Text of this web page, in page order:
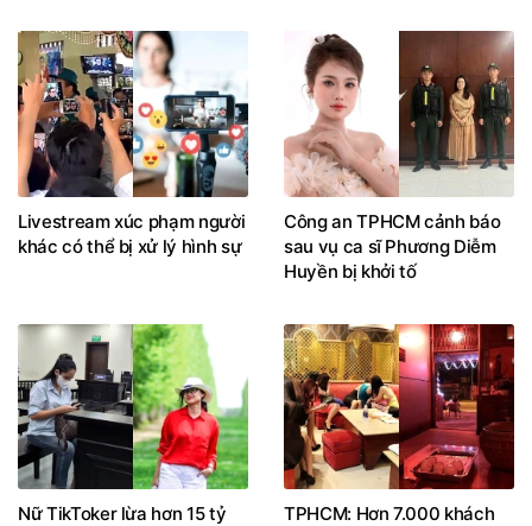
Công an TPHCM cảnh báo